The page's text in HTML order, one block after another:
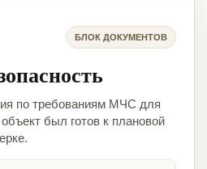
БЛОК ДОКУМЕНТОВ
по требованиям МЧС для
был готов к плановой